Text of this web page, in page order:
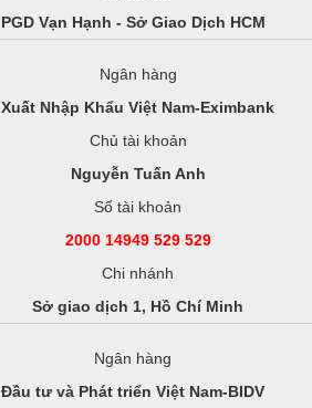
PGD Vạn Hạnh - Sở Giao Dịch HCM
Ngân hàng
Xuất Nhập Khẩu Việt Nam-Eximbank
Chủ tài khoản
Nguyễn Tuấn Anh
Số tài khoản
2000 14949 529 529
Chi nhánh
Sở giao dịch 1, Hồ Chí Minh
Ngân hàng
Đầu tư và Phát triển Việt Nam-BIDV